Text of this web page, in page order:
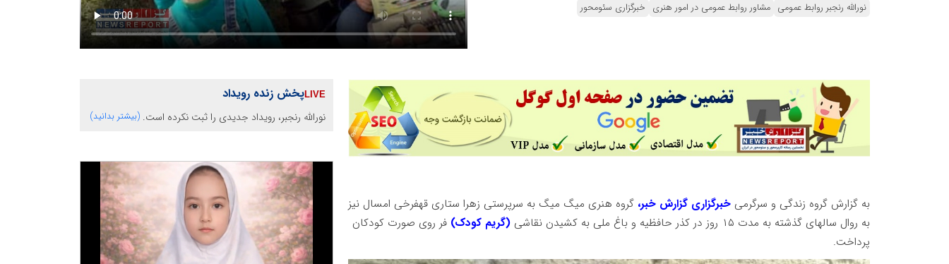
نورالله رنجبر روابط عمومی مشاور روابط عمومی در امور هنری خبرگزاری سئومحور
به گزارش گروه زندگی و سرگرمی خبرگزاری گزارش خبر، گروه هنری میگ میگ به سرپرستی زهرا ستاری قهفرخی امسال نیز
به روال سالهای گذشته به مدت ۱۵ روز در کذر حافظیه و باغ ملی به کشیدن نقاشی
(گریم کودک)فر روی صورت کودکان
پرداخت.
پخش زنده رویداد
نورالله رنجبر، رویداد جدیدی را ثبت نکرده است. (بیشتر بدانید)